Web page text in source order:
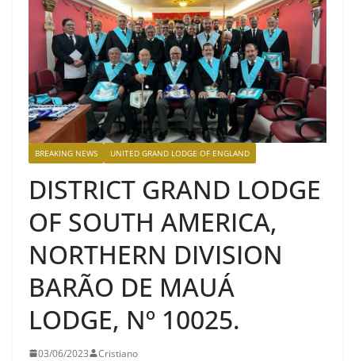
BREAKING NEWS UNITED GRAND LODGE OF ENGLAND
DISTRICT GRAND LODGE
OF SOUTH AMERICA,
NORTHERN DIVISION
BARÃO DE MAUÁ
LODGE, Nº 10025.
03/06/2023 Cristiano